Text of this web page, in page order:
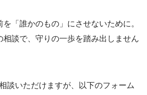
「誰かのもの」にさせないために。
相談で、守りの一歩を踏み出しません
談いただけますが、以下のフォーム